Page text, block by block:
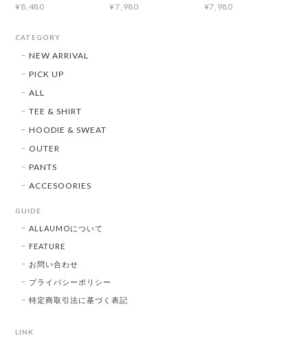
¥8,480
¥7,980
¥7,980
CATEGORY
NEW ARRIVAL
PICK UP
ALL
TEE & SHIRT
HOODIE & SWEAT
OUTER
PANTS
ACCESOORIES
GUIDE
ALLAUMOについて
FEATURE
お問い合わせ
プライバシーポリシー
特定商取引法に基づく表記
LINK